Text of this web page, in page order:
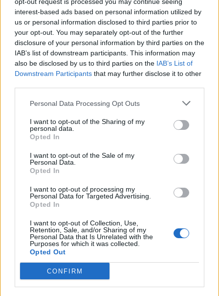
interest-based ads based on personal information utilized by
us or personal information disclosed to third parties prior to
your opt-out. You may separately opt-out of the further
disclosure of your personal information by third parties on the
IAB’s list of downstream participants. This information may
also be disclosed by us to third parties on the IAB’s List of
Downstream Participants that may further disclose it to other
Personal Data Processing Opt Outs
I want to opt-out of the Sharing of my
personal data.
Opted In
I want to opt-out of the Sale of my
Personal Data.
Opted In
I want to opt-out of processing my
Personal Data for Targeted Advertising.
Opted In
I want to opt-out of Collection, Use,
Retention, Sale, and/or Sharing of my
Personal Data that Is Unrelated with the
Purposes for which it was collected.
Opted Out
CONFIRM
Ακολουθήστε το Pink.gr στοGoogle Newsκαι
μάθετε πρώτοιτα πιο hot νέα.
Ακολουθήστε το Pink.gr και στο
Instagram